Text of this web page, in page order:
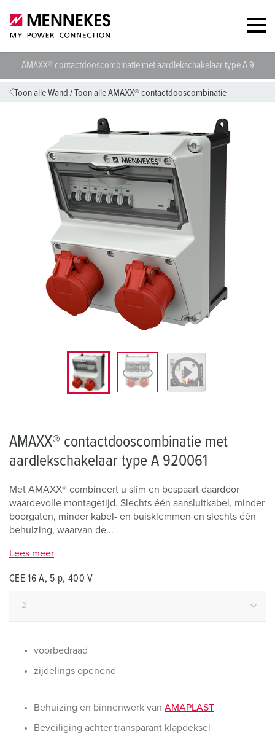
AMAXX® contactdooscombinatie met aardlekschakelaar type A
Toon alle Wand /Toon alle AMAXX® contactdooscombinatie
AMAXX® contactdooscombinatie met
aardlekschakelaar type A 920061
Met AMAXX® combineert u slim en bespaart daardoor
waardevolle montagetijd. Slechts één aansluitkabel, minder
boorgaten, minder kabel- en buisklemmen en slechts één
behuizing, waarvan de...
Lees meer
CEE 16 A, 5 p, 400 V
voorbedraad
zijdelings openend
Behuizing en binnenwerk van AMAPLAST
Beveiliging achter transparant klapdeksel